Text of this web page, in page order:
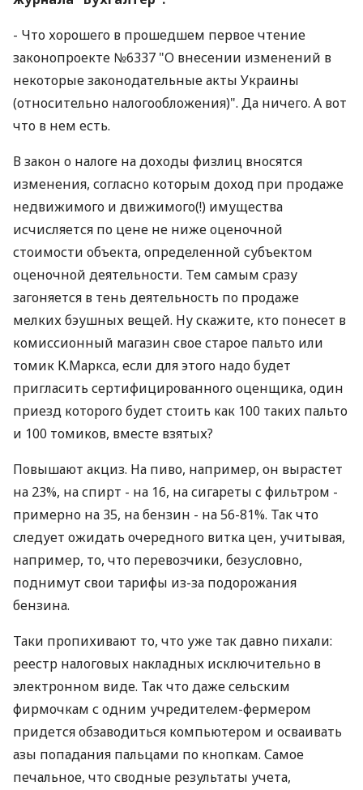
- Что хорошего в прошедшем первое чтение
законопроекте №6337 "О внесении изменений в
некоторые законодательные акты Украины
(относительно налогообложения)". Да ничего. А вот
что в нем есть.
В закон о налоге на доходы физлиц вносятся
изменения, согласно которым доход при продаже
недвижимого и движимого(!) имущества
исчисляется по цене не ниже оценочной
стоимости объекта, определенной субъектом
оценочной деятельности. Тем самым сразу
загоняется в тень деятельность по продаже
мелких бэушных вещей. Ну скажите, кто понесет в
комиссионный магазин свое старое пальто или
томик К.Маркса, если для этого надо будет
пригласить сертифицированного оценщика, один
приезд которого будет стоить как 100 таких пальто
и 100 томиков, вместе взятых?
Повышают акциз. На пиво, например, он вырастет
на 23%, на спирт - на 16, на сигареты с фильтром -
примерно на 35, на бензин - на 56-81%. Так что
следует ожидать очередного витка цен, учитывая,
например, то, что перевозчики, безусловно,
поднимут свои тарифы из-за подорожания
бензина.
Таки пропихивают то, что уже так давно пихали:
реестр налоговых накладных исключительно в
электронном виде. Так что даже сельским
фирмочкам с одним учредителем-фермером
придется обзаводиться компьютером и осваивать
азы попадания пальцами по кнопкам. Самое
печальное, что сводные результаты учета,